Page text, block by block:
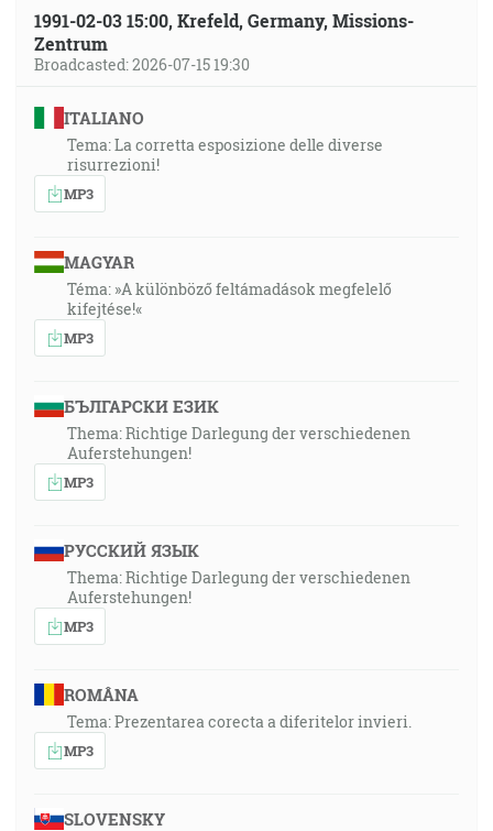
1991-02-03 15:00, Krefeld, Germany, Missions-
Zentrum
Broadcasted: 2026-07-15 19:30
ITALIANO
Tema: La corretta esposizione delle diverse
risurrezioni!
MP3
MAGYAR
Téma: »A különböző feltámadások megfelelő
kifejtése!«
MP3
БЪЛГАРСКИ ЕЗИК
Thema: Richtige Darlegung der verschiedenen
Auferstehungen!
MP3
РУССКИЙ ЯЗЫК
Thema: Richtige Darlegung der verschiedenen
Auferstehungen!
MP3
ROMÂNA
Tema: Prezentarea corecta a diferitelor invieri.
MP3
SLOVENSKY